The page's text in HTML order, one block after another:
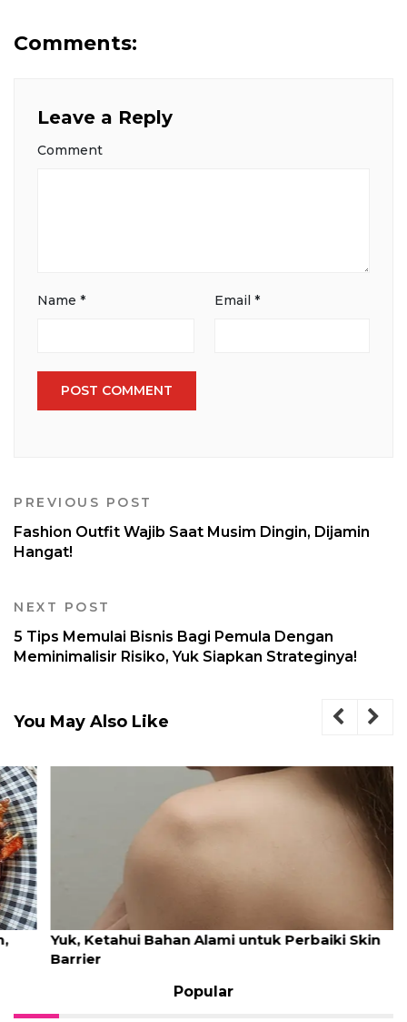
Comments:
Leave a Reply
Comment
Name * Email *
PREVIOUS POST
Fashion Outfit Wajib Saat Musim Dingin, Dijamin
Hangat!
NEXT POST
5 Tips Memulai Bisnis Bagi Pemula Dengan
Meminimalisir Risiko, Yuk Siapkan Strateginya!
You May Also Like
Yuk, Ketahui Bahan Alami untuk Perbaiki Skin
Barrier
Popular